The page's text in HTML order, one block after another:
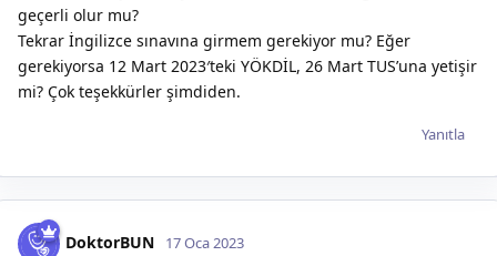
geçerli olur mu?
Tekrar İngilizce sınavına girmem gerekiyor mu? Eğer
gerekiyorsa 12 Mart 2023′teki YÖKDİL, 26 Mart TUS’una yetişir
mi? Çok teşekkürler şimdiden.
Yanıtla
DoktorBUN 17 Oca 2023